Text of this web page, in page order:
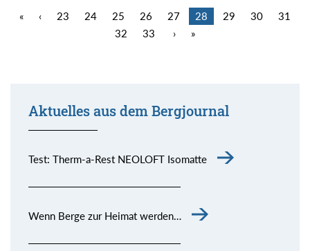
« ‹ 23 24 25 26 27 28 29 30
31
32
33 › »
Aktuelles aus dem Bergjournal
Test: Therm-a-Rest NEOLOFT Isomatte
Wenn Berge zur Heimat werden…